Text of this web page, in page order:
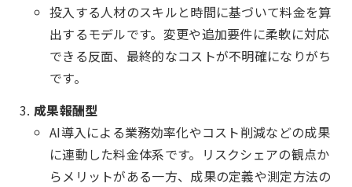
投入する人材のスキルと時間に基づいて料金を算
出するモデルです。変更や追加要件に柔軟に対応
できる反面、最終的なコストが不明確になりがち
です。
成果報酬型
AI導入による業務効率化やコスト削減などの成果
に連動した料金体系です。リスクシェアの観点か
らメリットがある一方、成果の定義や測定方法の